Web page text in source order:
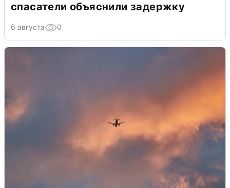
спасатели объяснили задержку
6 августа 0